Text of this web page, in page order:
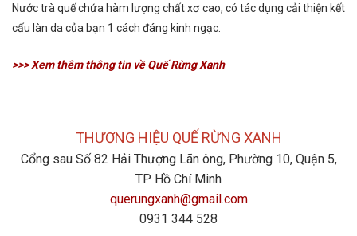
Nước trà quế chứa hàm lượng chất xơ cao, có tác dụng cải thiện kết
cấu làn da của bạn 1 cách đáng kinh ngạc.
>>> Xem thêm thông tin vềQuế Rừng Xanh
THƯƠNG HIỆU QUẾ RỪNG XANH
Cổng sau Số 82 Hải Thượng Lãn ông, Phường 10, Quận 5,
TP Hồ Chí Minh
querungxanh@gmail.com
0931 344 528